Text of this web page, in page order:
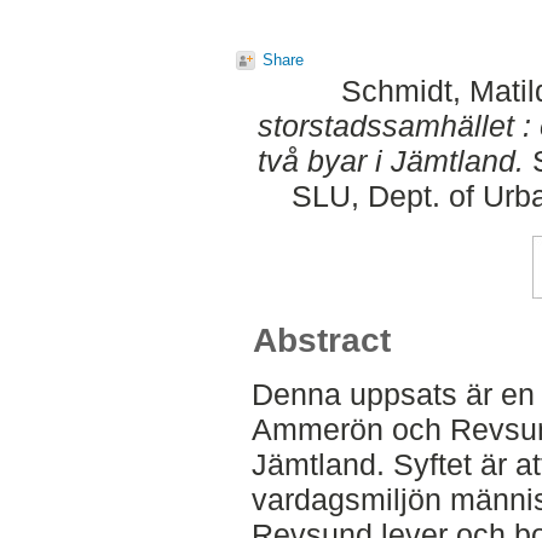
Share
Schmidt,
storstadssamhället
två byar i Jämtland.
SLU, Dept. of
Abstract
Denna uppsats är
Ammerön och
Jämtland. Syftet är
vardagsmiljön